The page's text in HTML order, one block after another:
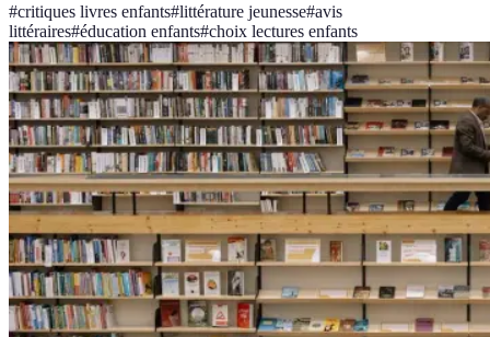
#critiques livres enfants#littérature jeunesse#avis
littéraires#éducation enfants#choix lectures enfants